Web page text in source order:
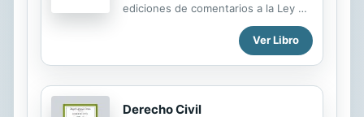
ediciones de comentarios a la Ley de
Ordenación de la Edificación,
constituye un detallado compendio
de la normativa existente en materia
marcos formales en que se produjo
la Ley de Ordenación de la
Ver Libro
Derecho Civil